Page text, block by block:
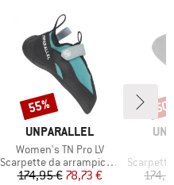
MARCHIO
UNPARALLEL
Articolo
Women's TN Pro LV
Gruppo di prodotti
Scarpette da arrampicata
Prezzo
174,95 €Prezzo ridotto
78,73 €
Sconto
55%
Gruppo
Scarpette